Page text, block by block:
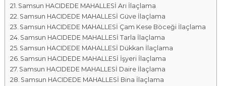
Samsun HACIDEDE MAHALLESİ Arı İlaçlama
Samsun HACIDEDE MAHALLESİ Güve İlaçlama
Samsun HACIDEDE MAHALLESİ Çam Kese Böceği İlaçlama
Samsun HACIDEDE MAHALLESİ Tarla İlaçlama
Samsun HACIDEDE MAHALLESİ Dükkan İlaçlama
Samsun HACIDEDE MAHALLESİ İşyeri İlaçlama
Samsun HACIDEDE MAHALLESİ Daire İlaçlama
Samsun HACIDEDE MAHALLESİ Bina İlaçlama